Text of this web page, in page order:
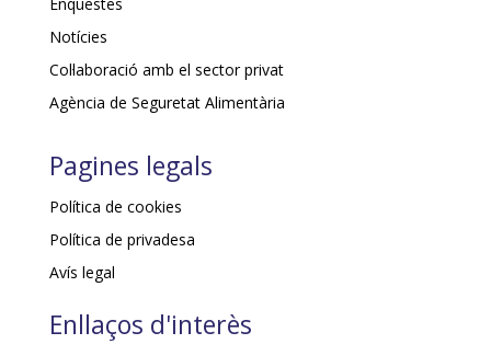
Notícies
Col·laboració amb el sector privat
Agència de Seguretat Alimentària
Pagines legals
Política de cookies
Política de privadesa
Avís legal
Enllaços d'interès